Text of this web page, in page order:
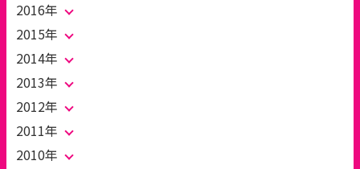
2016年
2015年
2014年
2013年
2012年
2011年
2010年